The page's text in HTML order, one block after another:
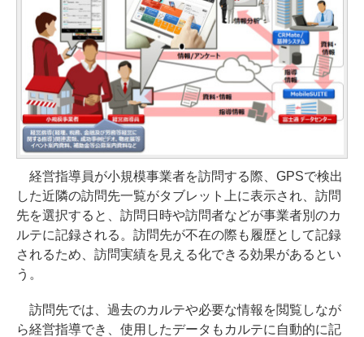
経営指導員が小規模事業者を訪問する際、GPSで検出
した近隣の訪問先一覧がタブレット上に表示され、訪問
先を選択すると、訪問日時や訪問者などが事業者別のカ
ルテに記録される。訪問先が不在の際も履歴として記録
されるため、訪問実績を見える化できる効果があるとい
う。
訪問先では、過去のカルテや必要な情報を閲覧しなが
ら経営指導でき、使用したデータもカルテに自動的に記